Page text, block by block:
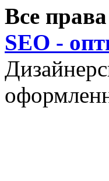
Все
SEO -